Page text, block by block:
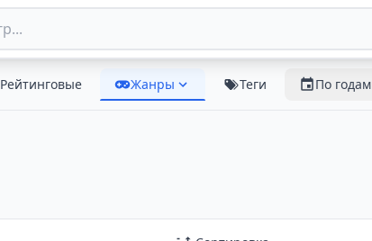
Рейтинговые Жанры Теги По годам